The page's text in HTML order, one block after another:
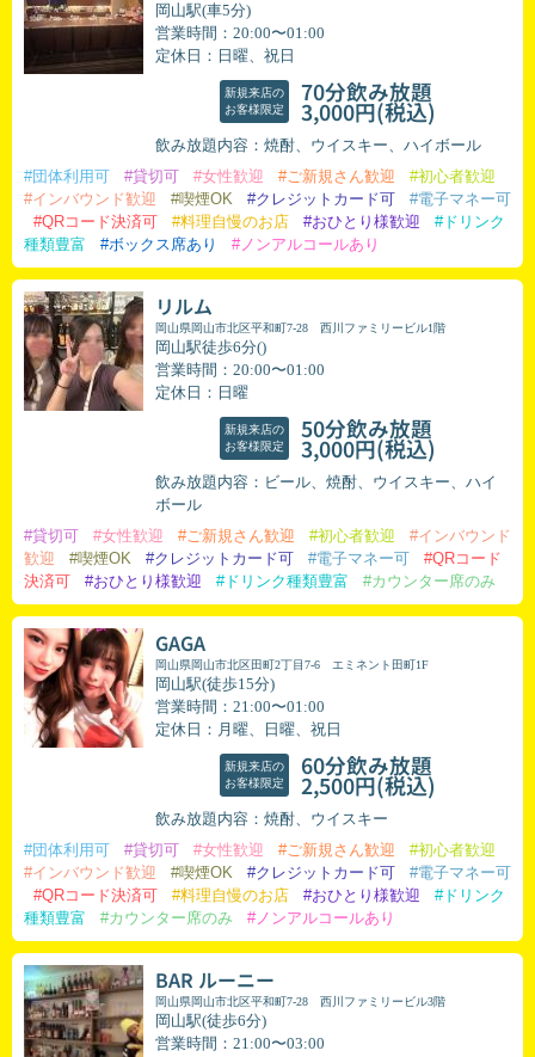
岡山駅(車5分)
営業時間：20:00〜01:00
定休日：日曜、祝日
新規来店の
お客様限定
70分飲み放題
3,000円(税込)
飲み放題内容：焼酎、ウイスキー、ハイボール
#団体利用可 #貸切可 #女性歓迎 #ご新規さん歓迎
#初心者歓迎
#インバウンド歓迎
#喫煙OK #クレジットカード可
#電子マネー可
#QRコード決済可
#料理自慢のお店 #おひとり様歓迎
#ドリンク
種類豊富
#ボックス席あり #ノンアルコールあり
リルム
岡山県岡山市北区平和町7-28 西川ファミリービル1階
岡山駅徒歩6分()
営業時間：20:00〜01:00
定休日：日曜
新規来店の
お客様限定
50分飲み放題
3,000円(税込)
飲み放題内容：ビール、焼酎、ウイスキー、ハイ
ボール
#貸切可 #女性歓迎 #ご新規さん歓迎 #初心者歓迎
#インバウンド
歓迎
#喫煙OK #クレジットカード可 #電子マネー可
#QRコード
決済可
#おひとり様歓迎 #ドリンク種類豊富 #カウンター席のみ
GAGA
岡山県岡山市北区田町2丁目7-6 エミネント田町1F
岡山駅(徒歩15分)
営業時間：21:00〜01:00
定休日：月曜、日曜、祝日
新規来店の
お客様限定
60分飲み放題
2,500円(税込)
飲み放題内容：焼酎、ウイスキー
#団体利用可 #貸切可 #女性歓迎 #ご新規さん歓迎
#初心者歓迎
#インバウンド歓迎
#喫煙OK #クレジットカード可
#電子マネー可
#QRコード決済可
#料理自慢のお店 #おひとり様歓迎
#ドリンク
種類豊富
#カウンター席のみ #ノンアルコールあり
BAR ルーニー
岡山県岡山市北区平和町7-28 西川ファミリービル3階
岡山駅(徒歩6分)
営業時間：21:00〜03:00